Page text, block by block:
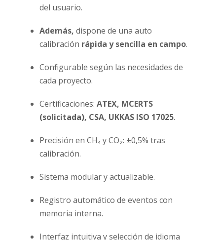
del usuario.
Además, dispone de una auto
calibración rápida y sencilla en campo.
Configurable según las necesidades de
cada proyecto.
Certificaciones: ATEX, MCERTS
(solicitada), CSA, UKKAS ISO 17025.
Precisión en CH₄ y CO₂: ±0,5% tras
calibración.
Sistema modular y actualizable.
Registro automático de eventos con
memoria interna.
Interfaz intuitiva y selección de idioma